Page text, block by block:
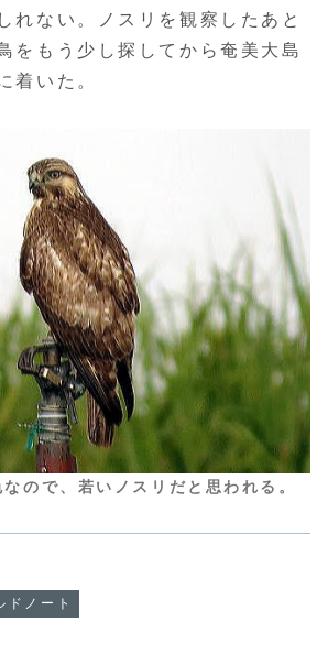
れない。ノスリを観察したあと
をもう少し探してから奄美大島
着いた。
ので、若いノスリだと思われる。
ドノート